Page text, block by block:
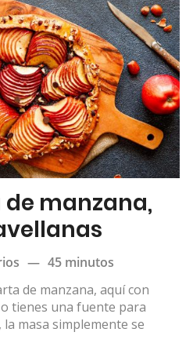
manzana,
— 45 minutos
de manzana, aquí con
tienes una fuente para
masa simplemente se